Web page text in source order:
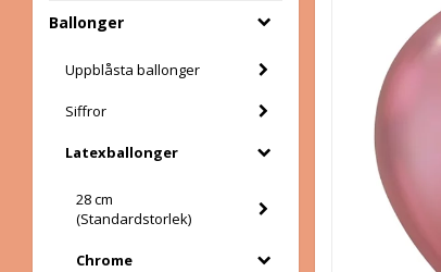
Ballonger
Uppblåsta ballonger
Siffror
Latexballonger
28 cm
(Standardstorlek)
Chrome